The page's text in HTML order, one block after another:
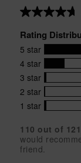
Average
for
this
product:
4.7
out
of
5
stars
Rating
5 star
255
reviews
with
5
star
rating.
4 star
54
reviews
with
4
rating.
3 star
7
reviews
with
star
rating.
2 star
3
reviews
2
star
rating.
1 star
6
with
1
110 out of 121
would
friend.